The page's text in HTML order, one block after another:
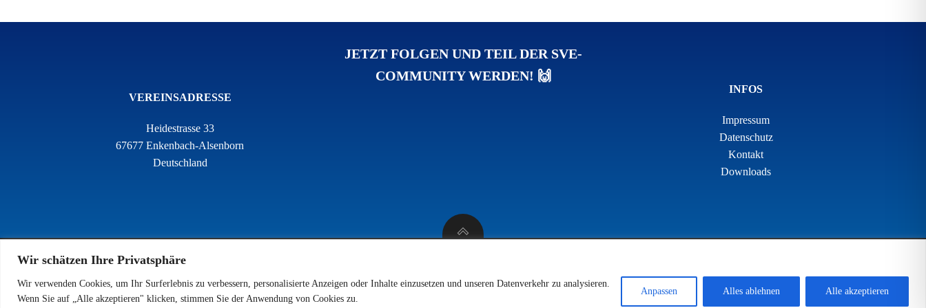
Wir schätzen Ihre Privatsphäre
Wir verwenden Cookies, um Ihr Surferlebnis zu verbessern, personalisierte Anzeigen oder Inhalte einzusetzen und unseren Datenverkehr zu analysieren.
Wenn Sie auf „Alle akzeptieren" klicken, stimmen Sie der Anwendung von Cookies zu.
Anpassen Alles ablehnen Alle akzeptieren
VEREINSADRESSE
Heidestrasse 33
67677 Enkenbach-Alsenborn
Deutschland
JETZT FOLGEN UND TEIL DER SVE-
COMMUNITY WERDEN! 🙌
INFOS
Impressum
Datenschutz
Kontakt
Downloads
© 2026 SV 1923 Enkenbach e.V.